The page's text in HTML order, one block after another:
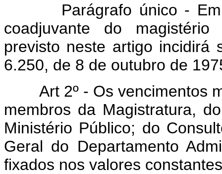
Parágrafo único - Em
coadjuvante do
previsto neste artigo incidirá
6.250, de 8 de outubro de
Art 2º - Os vencimentos
membros da Magistratura,
Ministério Público; do
Geral do Departamento
fixados nos valores